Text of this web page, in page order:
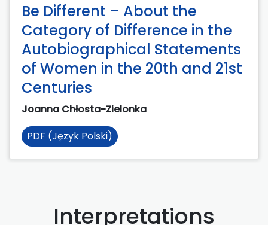
Be Different – About the
Category of Difference in the
Autobiographical Statements
of Women in the 20th and 21st
Centuries
Joanna Chłosta-Zielonka
PDF (Język Polski)
Interpretations